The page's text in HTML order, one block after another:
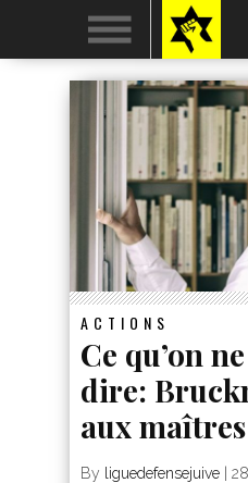
ACTIONS
Ce qu’on
dire:
aux
By liguedefensejuive